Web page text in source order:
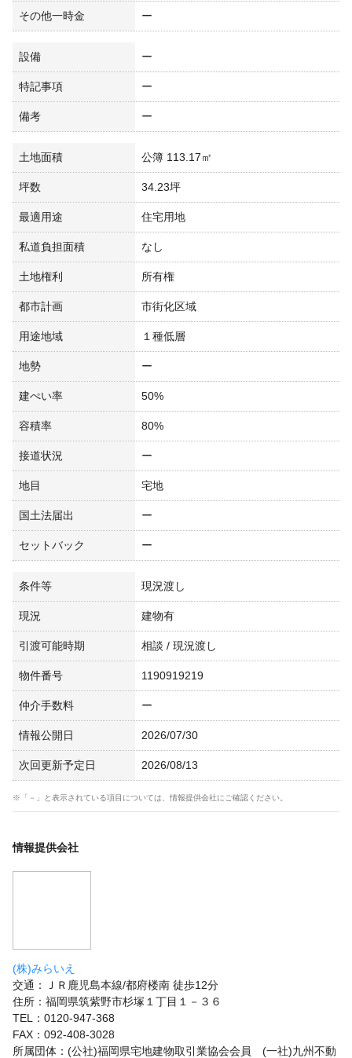
その他一時金 ー
設備 ー
特記事項 ー
備考 ー
土地面積 公簿 113.17㎡
坪数 34.23坪
最適用途 住宅用地
私道負担面積 なし
土地権利 所有権
都市計画 市街化区域
用途地域 １種低層
地勢 ー
建ぺい率 50%
容積率 80%
接道状況 ー
地目 宅地
国土法届出 ー
セットバック ー
条件等 現況渡し
現況 建物有
引渡可能時期 相談 / 現況渡し
物件番号 1190919219
仲介手数料 ー
情報公開日 2026/07/30
次回更新予定日 2026/08/13
※「－」と表示されている項目については、情報提供会社にご確認ください。
情報提供会社
(株)みらいえ
交通：ＪＲ鹿児島本線/都府楼南 徒歩12分
住所：福岡県筑紫野市杉塚１丁目１－３６
TEL：0120-947-368
FAX：092-408-3028
所属団体：(公社)福岡県宅地建物取引業協会会員 (一社)九州不動